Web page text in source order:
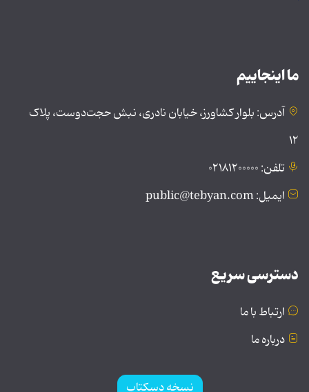
ما اینجاییم
آدرس: بلوار کشاورز، خیابان نادری، نبش حجت‌دوست، پلاک
۱۲
تلفن: ۰۲۱۸۱۲۰۰۰۰۰
ایمیل: public@tebyan.com
دسترسی سریع
ارتباط با ما
درباره ما
نسخه دسکتاپ